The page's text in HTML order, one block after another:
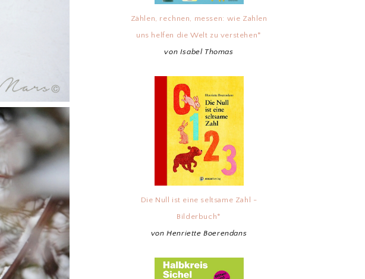
Zählen, rechnen, messen: wie Zahlen
uns helfen die Welt zu verstehen*
von Isabel Thomas
Die Null ist eine seltsame Zahl -
Bilderbuch*
von Henriette Boerendans